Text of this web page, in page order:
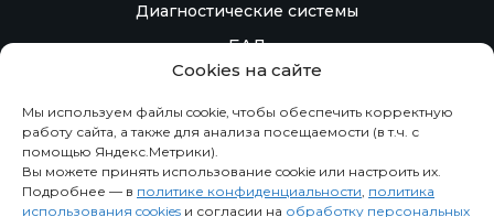
Cookies на сайте
Мы используем файлы cookie, чтобы обеспечить корректную
работу сайта, а также для анализа посещаемости (в т.ч. с
помощью Яндекс.Метрики).
Вы можете принять использование cookie или настроить их.
Подробнее — в политике конфиденциальности, политика
использования cookies и согласии на обработку персональных
Диагностические системы
БАД
Контакты
Контрактное производство
Информация